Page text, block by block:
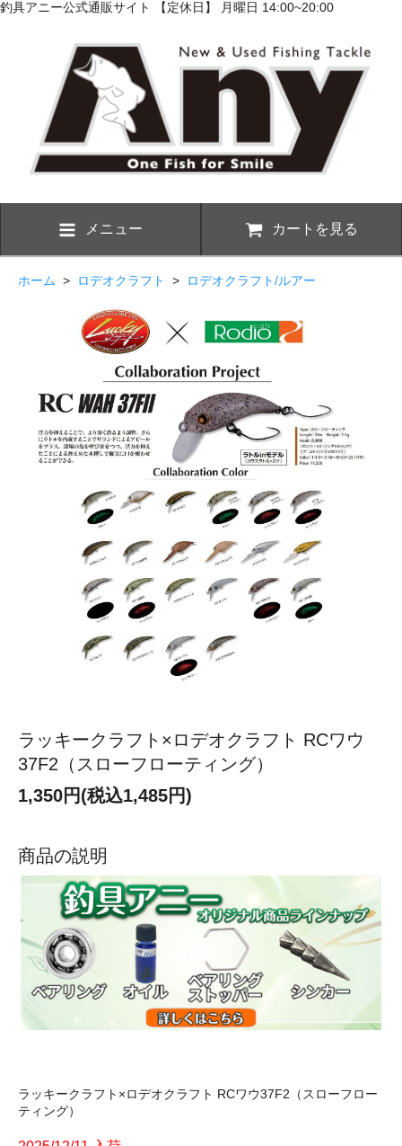
釣具アニー公式通販サイト 【定休日】 月曜日 14:00~20:00
メニュー カートを見る
ホーム > ロデオクラフト > ロデオクラフト/ルアー
ラッキークラフト×ロデオクラフト RCワウ
37F2（スローフローティング）
1,350円(税込1,485円)
商品の説明
ラッキークラフト×ロデオクラフト RCワウ37F2（スローフロー
ティング）